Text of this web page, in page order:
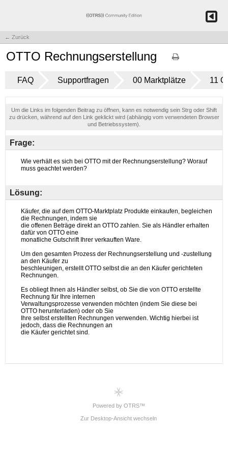
← Zurück
OTTO Rechnungserstellung
FAQ Supportfragen 00 Marktplätze 11
Um die Links im folgenden Beitrag zu öffnen, kann es notwendig sein Strg oder Shift
zu drücken, während auf den Link geklickt wird (abhängig vom verwendeten Browser
und Betriebssystem).
Frage:
Lösung:
Powered by OTRS™
Zur Desktop-Ansicht wechseln